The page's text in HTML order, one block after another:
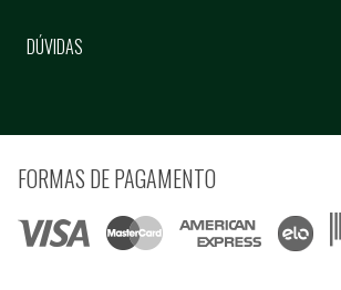
DÚVIDAS
FORMAS DE PAGAMENTO